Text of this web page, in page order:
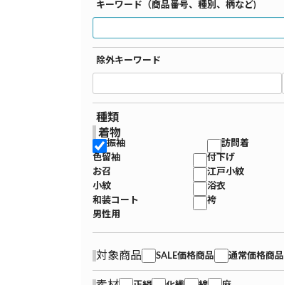
江戸小紋
キーワード（商品番号、種別、柄など)
除外キーワード
種類
着物
振袖 訪問着
色留袖
付下げ
お召
江戸小紋
小紋
浴衣
和装コート
袴
男性用
対象商品 SALE価格商品 通常価格商品